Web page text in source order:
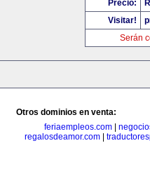
Precio:
Visitar!
Serán
Otros dominios en venta:
feriaempleos.com
regalosdeamor.com